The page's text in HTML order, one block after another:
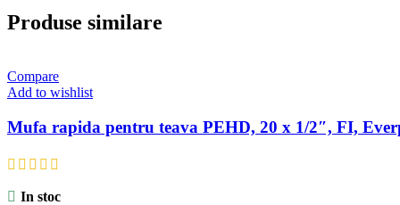
Produse similare
Compare
Add to wishlist
Mufa rapida pentru teava PEHD, 20 x 1/2″, FI,
In stoc